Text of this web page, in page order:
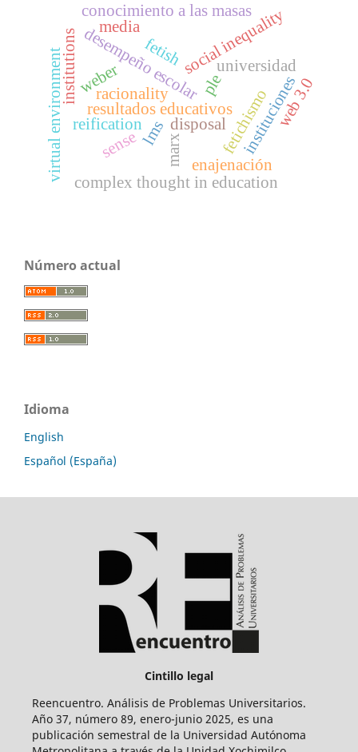
universidad
fetichismo
resultados educativos
desempeño escolarsocial inequality
racionality
weber
institutions
instituciones
fetish
disposal
reification
enajenación
marx
media
virtual environment ple
lms
web 3.0
complex thought in education
conocimiento a las masas
sense
Número actual
Idioma
English
Español (España)
Cintillo legal
Reencuentro. Análisis de Problemas Universitarios.
Año 37, número 89, enero-junio 2025, es una
publicación semestral de la Universidad Autónoma